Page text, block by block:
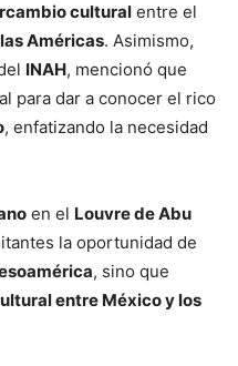
cultural entre el
Américas. Asimismo,
INAH, mencionó que
para dar a conocer el rico
, enfatizando la necesidad
en el Louvre de Abu
la oportunidad de
, sino que
entre México y los